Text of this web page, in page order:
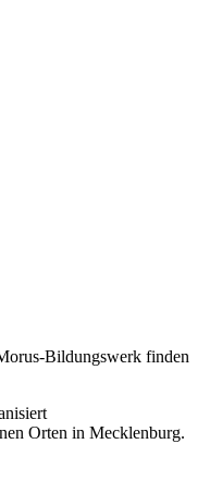
Bildungswerk finden
Orten in Mecklenburg.